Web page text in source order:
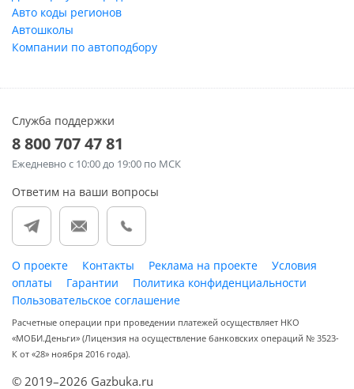
Авто коды регионов
Автошколы
Компании по автоподбору
Служба поддержки
8 800 707 47 81
Ежедневно с 10:00 до 19:00 по МСК
Ответим на ваши вопросы
О проекте Контакты Реклама на проекте
Условия
оплаты
Гарантии
Политика конфиденциальности
Пользовательское соглашение
Расчетные операции при проведении платежей осуществляет НКО
«МОБИ.Деньги» (Лицензия на осуществление банковских операций № 3523-
К от «28» ноября 2016 года).
© 2019–2026 Gazbuka.ru